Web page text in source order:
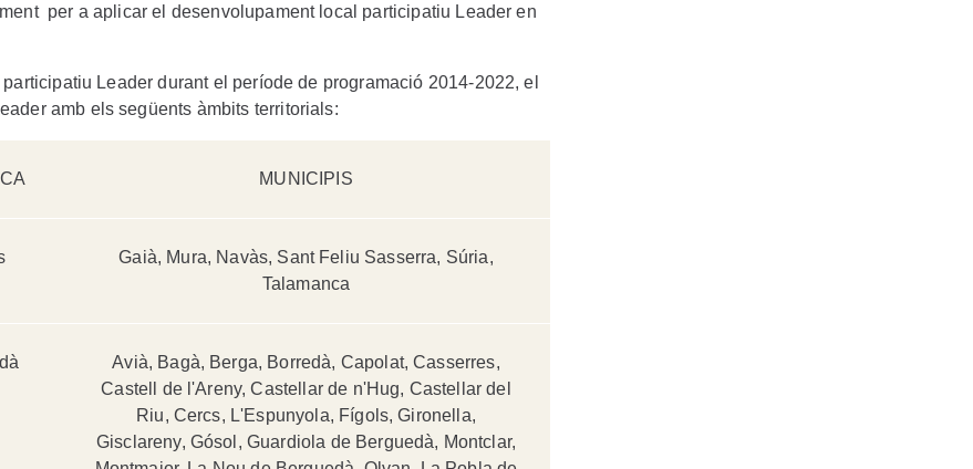
per a aplicar el desenvolupament local participatiu Leader en
Leader durant el període de programació 2014-2022, el
amb els següents àmbits territorials:
MUNICIPIS
Gaià, Mura, Navàs, Sant Feliu Sasserra, Súria,
Talamanca
Avià, Bagà, Berga, Borredà, Capolat, Casserres,
Castell de l'Areny, Castellar de n'Hug, Castellar del
Riu, Cercs, L'Espunyola, Fígols, Gironella,
Gisclareny, Gósol, Guardiola de Berguedà, Montclar,